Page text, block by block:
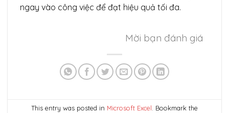
ngay vào công việc để đạt hiệu quả tối đa.
Mời bạn đánh giá
This entry was posted in Microsoft Excel . Bookmark the